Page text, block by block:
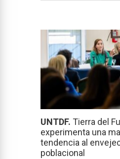
UNTDF. Tierra del
experimenta una
tendencia al
poblacional